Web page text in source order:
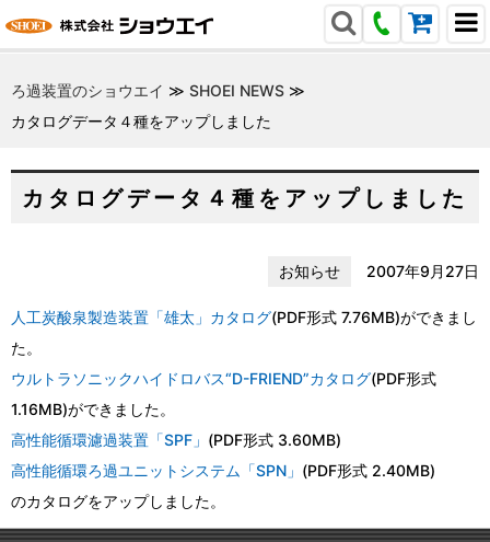
ろ過装置のショウエイ ≫ SHOEI NEWS ≫
カタログデータ４種をアップしました
カタログデータ４種をアップしました
お知らせ 2007年9月27日
人工炭酸泉製造装置「雄太」カタログ(PDF形式 7.76MB)ができまし
た。
ウルトラソニックハイドロバス“D-FRIEND”カタログ(PDF形式
1.16MB)ができました。
高性能循環濾過装置「SPF」 (PDF形式 3.60MB)
高性能循環ろ過ユニットシステム「SPN」 (PDF形式 2.40MB)
のカタログをアップしました。